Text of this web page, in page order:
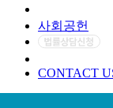
사회공헌
CONTACT